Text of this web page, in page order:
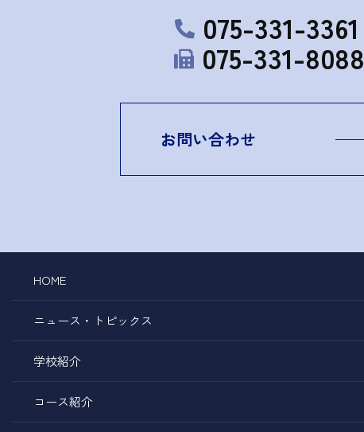
075-331-3361
075-331-8088
お問い合わせ
HOME
ニュース・トピックス
学校紹介
コース紹介